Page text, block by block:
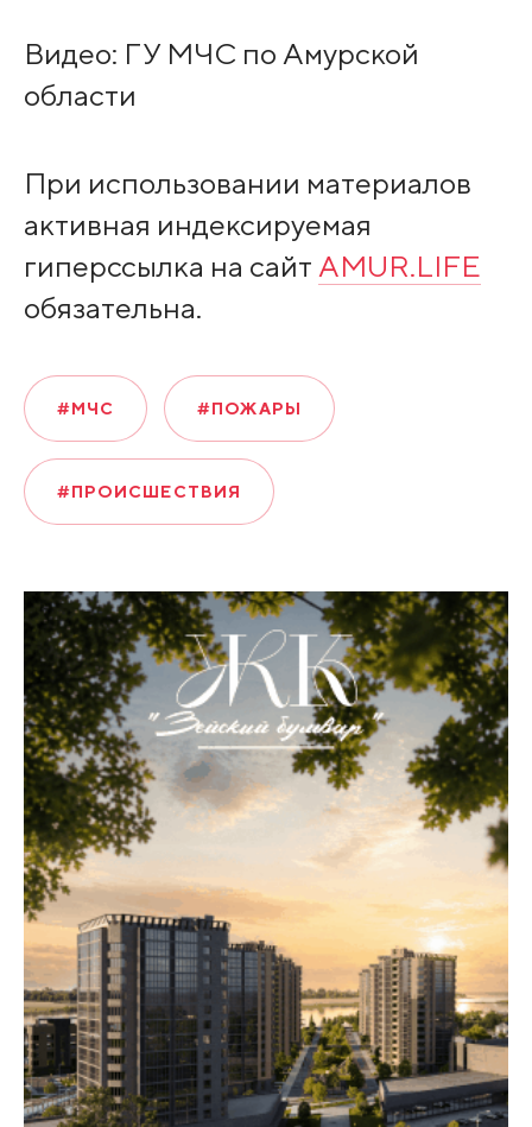
Видео: ГУ МЧС по Амурской
области
При использовании материалов
активная индексируемая
гиперссылка на сайт AMUR.LIFE
обязательна.
#МЧС #ПОЖАРЫ
#ПРОИСШЕСТВИЯ